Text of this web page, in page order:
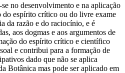
no desenvolvimento e na aplicação
espírito crítico ou do livre exame
da razão e do raciocínio, e é
aos dogmas e aos argumentos de
do espírito crítico e científico
e contribui para a formação de
dado que não se aplica
Botânica mas pode ser aplicado em